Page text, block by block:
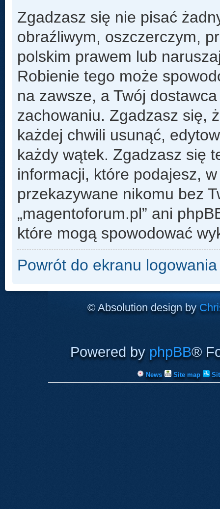
Zgadzasz się nie pisać
obraźliwym, oszczerczym,
polskim prawem lub
Robienie tego może
na zawsze, a Twój
zachowaniu. Zgadzasz się,
każdej chwili usunąć,
każdy wątek. Zgadzasz się
informacji, które podajesz,
przekazywane nikomu bez
„magentoforum.pl” ani
które mogą spowodować
Powrót do ekranu logowania
© Absolution design by
Powered by phpBB®
News Site map